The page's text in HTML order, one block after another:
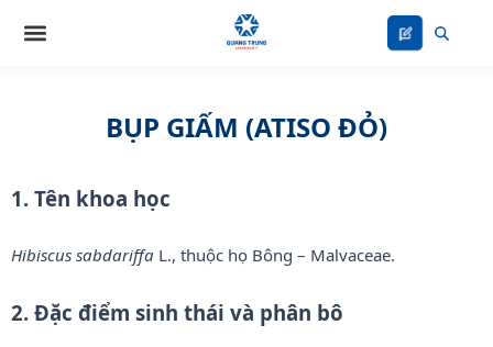
BỤP GIẤM (ATISO ĐỎ)
1. Tên khoa học
Hibiscus sabdariffa L., thuộc họ Bông – Malvaceae.
2. Đặc điểm sinh thái và phân bô